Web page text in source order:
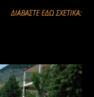
ΔΙΑΒΑΣΤΕ ΕΔΩ ΣΧΕΤΙΚΑ: